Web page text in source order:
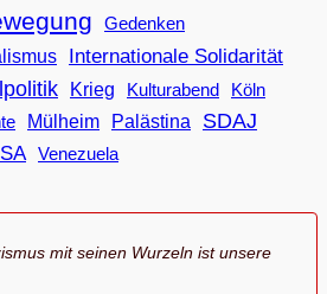
Gedenken
Internationale Solidarität
Krieg Kulturabend
Köln
Mülheim Palästina
SDAJ
Venezuela
mit seinen Wurzeln ist unsere